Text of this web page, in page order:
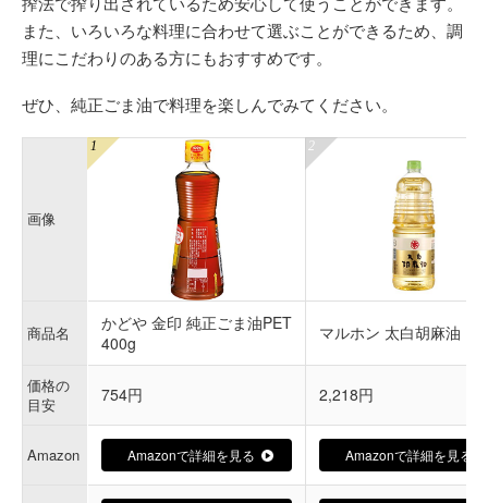
また、いろいろな料理に合わせて選ぶことができるため、調
理にこだわりのある方にもおすすめです。
ぜひ、純正ごま油で料理を楽しんでみてください。
画像
商品名
かどや 金印 純正ごま油PET
400g
マルホン 太白胡麻油
価格の
目安
754円 2,218円
Amazon Amazonで詳細を見る Amazonで詳細を見る